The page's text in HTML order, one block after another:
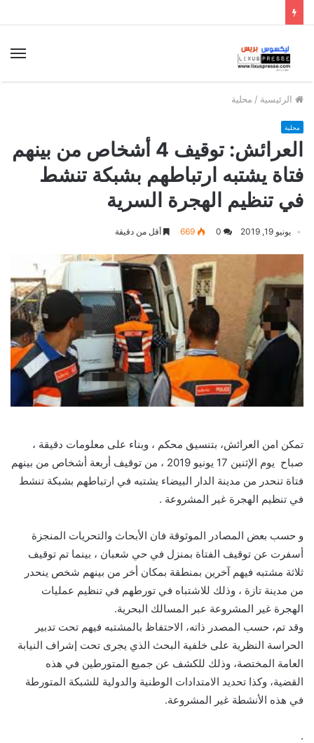
الرئيسية / محلية
محلية
العرائش: توقيف 4 أشخاص من بينهم
فتاة يشتبه ارتباطهم بشبكة تنشط
في تنظيم الهجرة السرية
يونيو 19, 2019 669 أقل من دقيقة
تمكن امن العرائش، بتنسيق محكم ، وبناء على معلومات دقيقة ،
صباح يوم الإثنين 17 يونيو 2019 ، من توقيف أربعة أشخاص من بينهم
فتاة تنحدر من مدينة الدار البيضاء يشتبه في ارتباطهم بشبكة تنشط
في تنظيم الهجرة غير المشروعة .
و حسب بعض المصادر الموثوقة فان الأبحاث والتحريات المنجزة
أسفرت عن توقيف الفتاة بمنزل في حي شعبان ، بينما تم توقيف
ثلاثة مشتبه فيهم آخرين بمنطقة بمكان أخر من بينهم شخص ينحدر
من مدينة تازة ، وذلك للاشتباه في تورطهم في تنظيم عمليات
الهجرة غير المشروعة عبر المسالك البحرية.
وقد تم، حسب المصدر ذاته، الاحتفاظ بالمشتبه فيهم تحت تدبير
الحراسة النظرية على خلفية البحث الذي يجرى تحت إشراف النيابة
العامة المختصة، وذلك للكشف عن جميع المتورطين في هذه
القضية، وكذا تحديد الامتدادات الوطنية والدولية للشبكة المتورطة
في هذه الأنشطة غير المشروعة.
.